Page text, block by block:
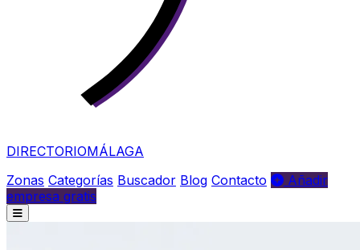
DIRECTORIOMÁLAGA
Zonas Categorías Buscador Blog Contacto
Añadir
empresa gratis